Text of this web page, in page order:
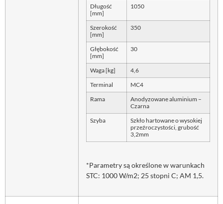
Długość
[mm]
1050
Szerokość
[mm]
350
Głębokość
[mm]
30
Waga [kg] 4,6
Terminal MC4
Rama
Anodyzowane aluminium –
Czarna
Szyba
Szkło hartowane o wysokiej
przeźroczystości, grubość
3,2mm
*Parametry są określone w warunkach
STC: 1000 W/m2; 25 stopni C; AM 1,5.